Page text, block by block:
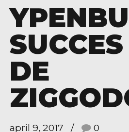
DE
april 9, 2017 0